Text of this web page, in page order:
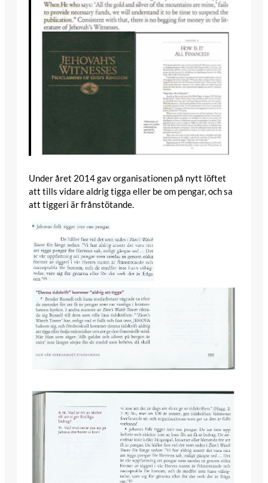
Under året 2014 gav organisationen på nytt löftet
att tills vidare aldrig tigga eller be om pengar, och sa
att tiggeri är frånstötande.